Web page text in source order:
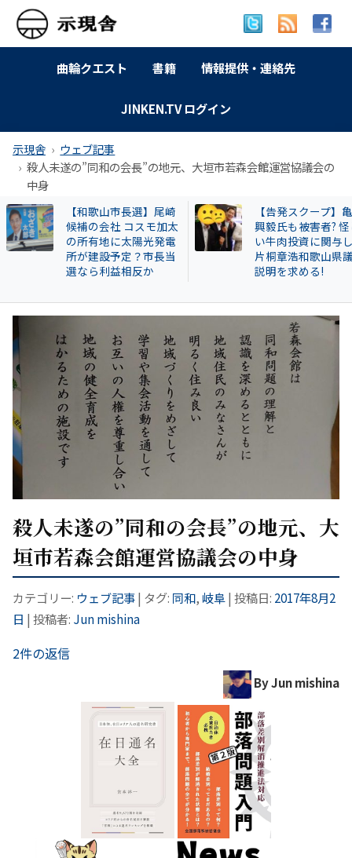
曲輪クエスト 書籍 情報提供・連絡先
JINKEN.TV ログイン
示現舎
ウェブ記事
殺人未遂の”同和の会長”の地元、大垣市若森会館運営協議会の
中身
【告発スクープ】亀田
興毅氏も被害者? 怪し
い牛肉投資に関与した
片桐章浩和歌山県議に
説明を求める!
【岐南町】セクハ
動その後 議員全員
〝謎ルール〟導入
会は混乱！現町長
撃すると…
殺人未遂の”同和の会長”の地元、大
垣市若森会館運営協議会の中身
カテゴリー: ウェブ記事| タグ: 同和, 岐阜| 投稿日: 2017年8月2
日 | 投稿者: Jun mishina
2件の返信
By Jun mishina